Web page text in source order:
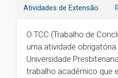
Atividades de Extensão
O TCC (Trabalho de
uma atividade
Universidade
trabalho acadêmico que